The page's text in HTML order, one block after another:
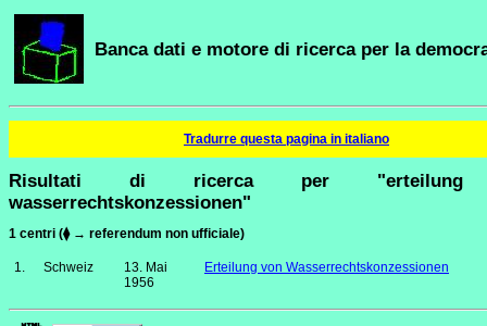
Banca dati e motore di ricerca per la
Tradurre questa pagina in italiano
Risultati di ricerca per "erteilung
wasserrechtskonzessionen"
1 centri (⧫ → referendum non ufficiale)
1. Schweiz
13. Mai
1956
Erteilung von Wasserrechtskonzessionen